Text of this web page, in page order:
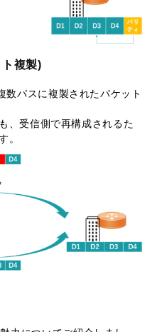
複製)
パスに複製されたパケット
、受信側で再構成されるた
。